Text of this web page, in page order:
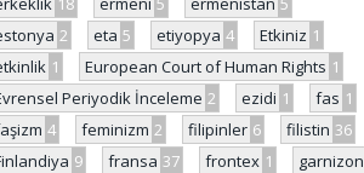
2 eta 5 etiyopya 4 Etkiniz 1
1 European Court of Human Rights 1
Periyodik İnceleme 2 ezidi 1 fas 1
4 feminizm 2 filipinler 6 filistin 36
9 fransa 37 frontex 1
garnizon